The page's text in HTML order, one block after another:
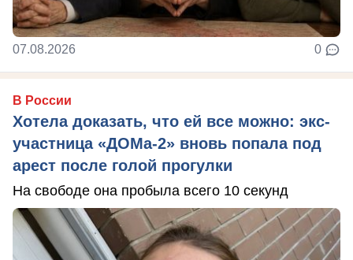
07.08.2026 0
В России
Хотела доказать, что ей все можно: экс-
участница «ДОМа-2» вновь попала под
арест после голой прогулки
На свободе она пробыла всего 10 секунд